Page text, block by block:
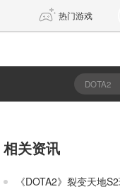
热门游戏
传奇4
相关资讯
《DOTA2》裂变天地S2瑞士